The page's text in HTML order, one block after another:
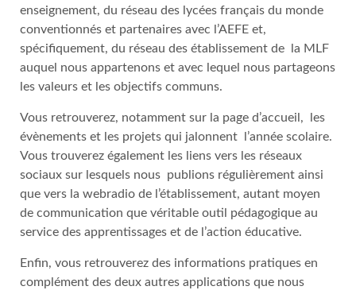
enseignement, du réseau des lycées français du monde
conventionnés et partenaires avec l’AEFE et,
spécifiquement, du réseau des établissement de la MLF
auquel nous appartenons et avec lequel nous partageons
les valeurs et les objectifs communs.
Vous retrouverez, notamment sur la page d’accueil, les
évènements et les projets qui jalonnent l’année scolaire.
Vous trouverez également les liens vers les réseaux
sociaux sur lesquels nous publions régulièrement ainsi
que vers la webradio de l’établissement, autant moyen
de communication que véritable outil pédagogique au
service des apprentissages et de l’action éducative.
Enfin, vous retrouverez des informations pratiques en
complément des deux autres applications que nous